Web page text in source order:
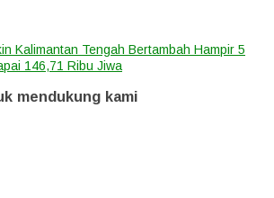
Kalimantan Tengah Bertambah Hampir 5
146,71 Ribu Jiwa
mendukung kami